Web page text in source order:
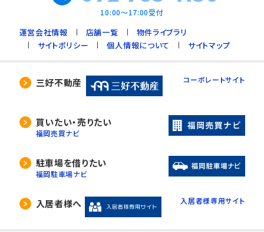
10:00～17:00受付
運営会社情報 店舗一覧
物件ライブラリ
サイトポリシー
個人情報について サイトマップ
三好不動産 コーポレートサイト
買いたい・売りたい
福岡売買ナビ
駐車場を借りたい
福岡駐車場ナビ
入居者様へ 入居者様専用サイト